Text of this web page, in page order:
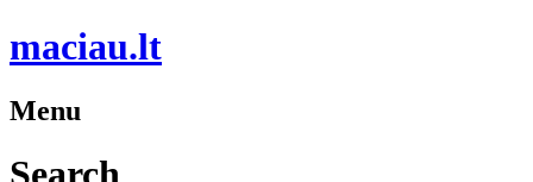
maciau.lt
Menu